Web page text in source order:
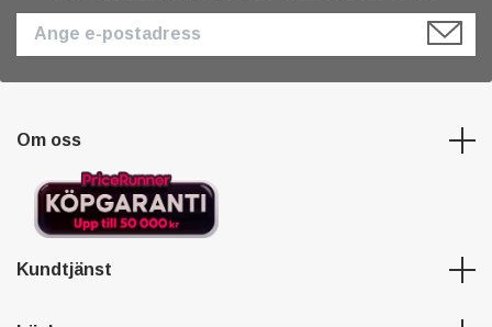
Om oss
Kundtjänst